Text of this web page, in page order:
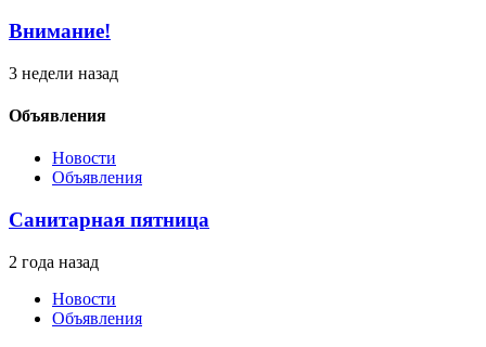
Внимание!
3 недели назад
Объявления
Новости
Объявления
Санитарная пятница
2 года назад
Новости
Объявления